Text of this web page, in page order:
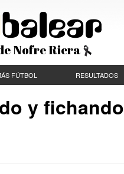
Nofre Riera
FÚTBOL RESULTADOS
y fichando